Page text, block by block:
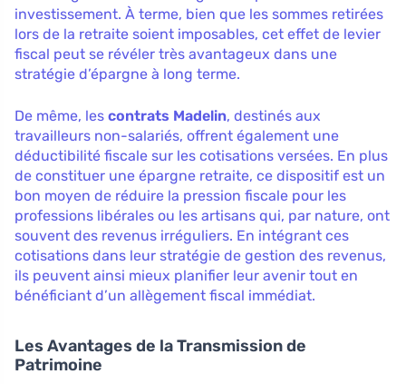
investissement. À terme, bien que les sommes retirées
lors de la retraite soient imposables, cet effet de levier
fiscal peut se révéler très avantageux dans une
stratégie d’épargne à long terme.
De même, les contrats Madelin, destinés aux
travailleurs non-salariés, offrent également une
déductibilité fiscale sur les cotisations versées. En plus
de constituer une épargne retraite, ce dispositif est un
bon moyen de réduire la pression fiscale pour les
professions libérales ou les artisans qui, par nature, ont
souvent des revenus irréguliers. En intégrant ces
cotisations dans leur stratégie de gestion des revenus,
ils peuvent ainsi mieux planifier leur avenir tout en
bénéficiant d’un allègement fiscal immédiat.
Les Avantages de la Transmission de
Patrimoine